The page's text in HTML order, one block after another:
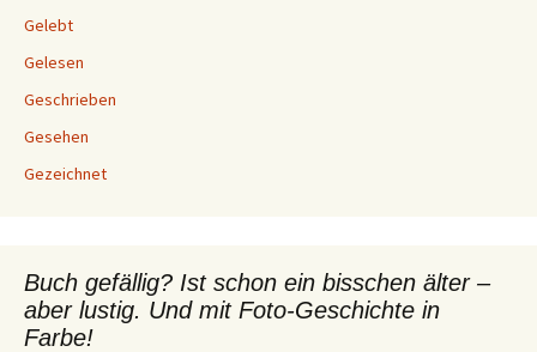
Gelebt
Gelesen
Geschrieben
Gesehen
Gezeichnet
Buch gefällig? Ist schon ein bisschen älter –
aber lustig. Und mit Foto-Geschichte in
Farbe!